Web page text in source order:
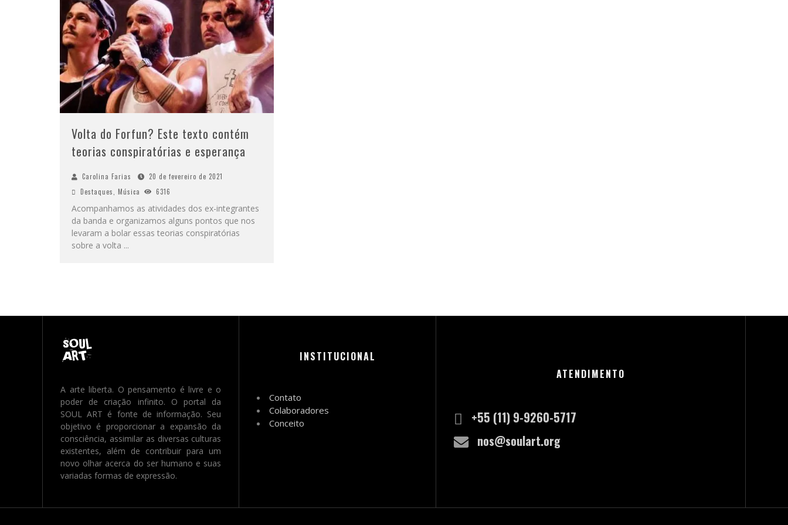
Volta do Forfun? Este texto contém
teorias conspiratórias e esperança
Carolina Farias
20 de fevereiro de 2021
Destaques
Música 6316
Acompanhamos as atividades dos ex-integrantes
da banda e organizamos alguns pontos que nos
levaram a bolar essas teorias conspiratórias
sobre a volta ...
A arte liberta. O pensamento é livre e o
poder de criação infinito. O portal da
SOUL ART é fonte de informação. Seu
objetivo é proporcionar a expansão da
consciência, assimilar as diversas culturas
existentes, além de contribuir para um
novo olhar acerca do ser humano e suas
variadas formas de expressão.
INSTITUCIONAL
Contato
Colaboradores
Conceito
ATENDIMENTO
+55 (11) 9-9260-5717
nos@soulart.org